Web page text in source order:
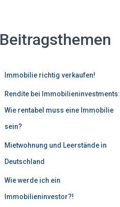
Beitragsthemen
Immobilie richtig verkaufen!
Rendite bei Immobilieninvestments:
Wie rentabel muss eine Immobilie
sein?
Mietwohnung und Leerstände in
Deutschland
Wie werde ich ein
Immobilieninvestor?!